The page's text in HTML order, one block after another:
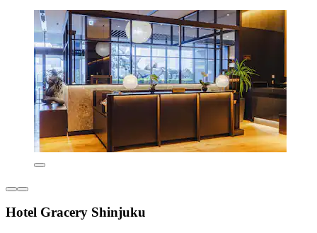
Hotel Gracery Shinjuku